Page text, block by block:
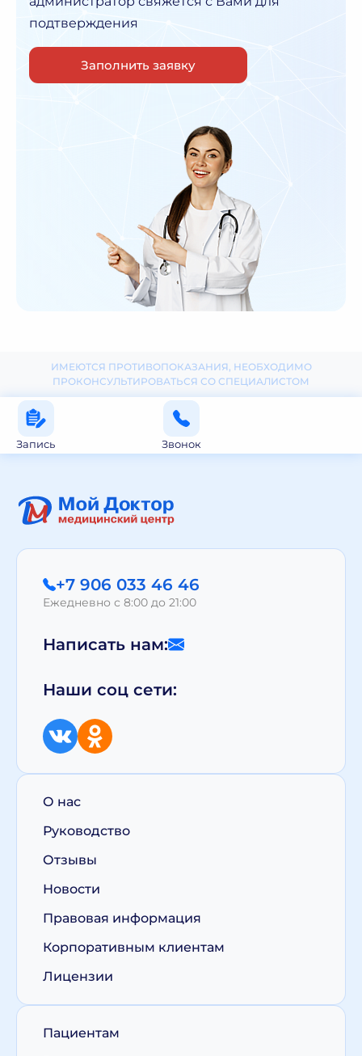
подтверждения
Заполнить заявку
ИМЕЮТСЯ ПРОТИВОПОКАЗАНИЯ, НЕОБХОДИМО
ПРОКОНСУЛЬТИРОВАТЬСЯ СО СПЕЦИАЛИСТОМ
Запись Звонок
+7 906 033 46 46
Ежедневно с 8:00 до 21:00
Написать нам:
Наши соц сети:
О нас
Руководство
Отзывы
Новости
Правовая информация
Корпоративным клиентам
Лицензии
Пациентам